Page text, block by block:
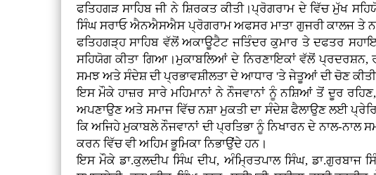
ਫਤਿਹਗੜ ਸਾਹਿਬ ਜੀ ਨੇ ਸ਼ਿਰਕਤ ਕੀਤੀ।ਪ੍ਰੋਗਰਾਮ ਦੇ ਵਿੱਚ ਮੁੱਖ
ਸਿੰਘ ਸਰਾਓ ਐਨਐਸਐਸ ਪ੍ਰੋਗਰਾਮ ਅਫਸਰ ਮਾਤਾ ਗੁਜਰੀ ਕਾਲਜ ਤੇ
ਫਤਿਹਗੜ੍ਹ ਸਾਹਿਬ ਵੱਲੋਂ ਅਕਾਊਟੈਟ ਜਤਿੰਦਰ ਕੁਮਾਰ ਤੇ ਦਫਤਰ
ਸਹਿਯੋਗ ਕੀਤਾ ਗਿਆ।ਮੁਕਾਬਲਿਆਂ ਦੇ ਨਿਰਣਾਇਕਾਂ ਵੱਲੋਂ ਪ੍ਰਦਰਸ਼ਨ,
ਸਮਝ ਅਤੇ ਸੰਦੇਸ਼ ਦੀ ਪ੍ਰਭਾਵਸ਼ੀਲਤਾ ਦੇ ਆਧਾਰ 'ਤੇ ਜੇਤੂਆਂ ਦੀ ਚੋਣ
ਇਸ ਮੌਕੇ ਹਾਜ਼ਰ ਸਾਰੇ ਮਹਿਮਾਨਾਂ ਨੇ ਨੌਜਵਾਨਾਂ ਨੂੰ ਨਸ਼ਿਆਂ ਤੋਂ ਦੂਰ
ਅਪਣਾਉਣ ਅਤੇ ਸਮਾਜ ਵਿੱਚ ਨਸ਼ਾ ਮੁਕਤੀ ਦਾ ਸੰਦੇਸ਼ ਫੈਲਾਉਣ ਲਈ
ਕਿ ਅਜਿਹੇ ਮੁਕਾਬਲੇ ਨੌਜਵਾਨਾਂ ਦੀ ਪ੍ਰਤਿਭਾ ਨੂੰ ਨਿਖਾਰਨ ਦੇ ਨਾਲ-ਨਾਲ
ਕਰਨ ਵਿੱਚ ਵੀ ਅਹਿਮ ਭੂਮਿਕਾ ਨਿਭਾਉਂਦੇ ਹਨ।
ਇਸ ਮੌਕੇ ਡਾ.ਕੁਲਦੀਪ ਸਿੰਘ ਦੀਪ, ਅੰਮ੍ਰਿਤਪਾਲ ਸਿੰਘ, ਡਾ.ਗੁਰਬਾਜ